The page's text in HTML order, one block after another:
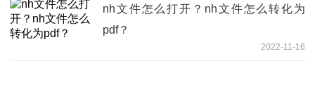
nh文件怎么打开？nh文件怎么转化为
pdf？
2022-11-16